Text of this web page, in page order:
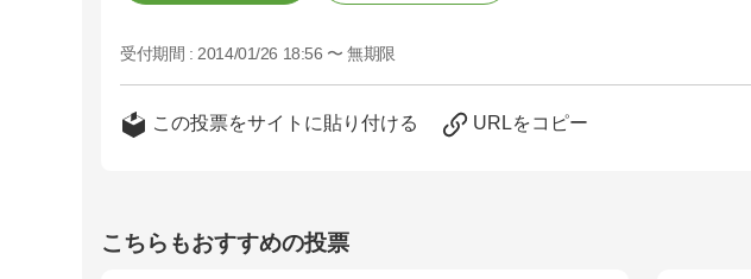
受付期間 : 2014/01/26 18:56 〜 無期限
この投票をサイトに貼り付ける URLをコピー
こちらもおすすめの投票